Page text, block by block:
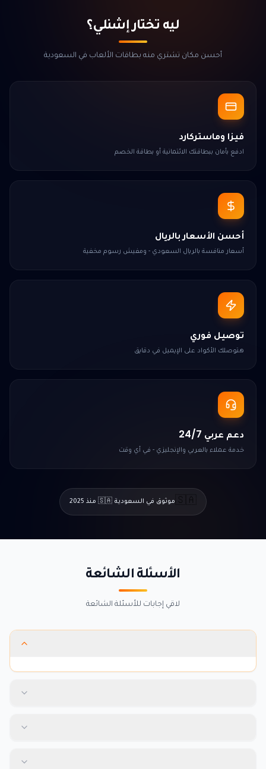
ليه تختار إشنلي؟
أحسن مكان تشتري منه بطاقات الألعاب في السعودية
فيزا وماستركارد
ادفع بأمان ببطاقتك الائتمانية أو بطاقة الخصم
أحسن الأسعار بالريال
أسعار منافسة بالريال السعودي - ومفيش رسوم مخفية
توصيل فوري
هتوصلك الأكواد على الإيميل في دقايق
دعم عربي 24/7
خدمة عملاء بالعربي والإنجليزي - في أي وقت
🇸🇦موثوق في السعودية 🇸🇦 منذ 2025
الأسئلة الشائعة
لاقي إجابات للأسئلة الشائعة